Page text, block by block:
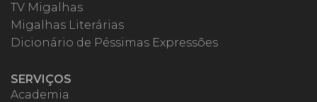
TV Migalhas
Migalhas Literárias
Dicionário de Péssimas Expressões
SERVIÇOS
Academia